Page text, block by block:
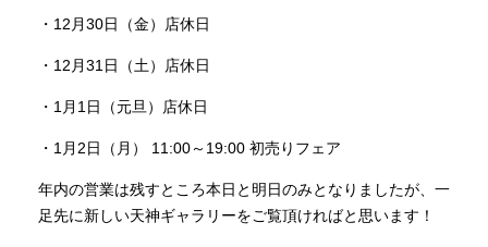
・12月30日（金）店休日
・12月31日（土）店休日
・1月1日（元旦）店休日
・1月2日（月） 11:00～19:00 初売りフェア
年内の営業は残すところ本日と明日のみとなりましたが、一
足先に新しい天神ギャラリーをご覧頂ければと思います！